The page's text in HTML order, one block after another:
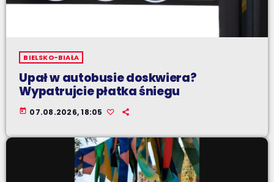
BIELSKO-BIAŁA
Upał w autobusie doskwiera?
Wypatrujcie płatka śniegu
today 07.08.2026, 18:05